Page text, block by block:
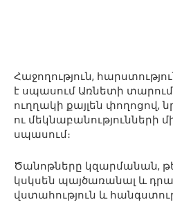
Հաջողություն,
է սպասում Առնետի
ուղղակի քայլեն փողոցով,
ու մեկնաբանությունների
սպասում։
Ծանոթները կզարմանան,
կսկսեն պայծառանալ և
վստահություն և